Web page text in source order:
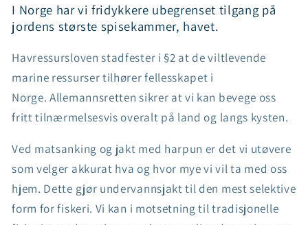
I Norge har vi fridykkere ubegrenset tilgang på
jordens største spisekammer, havet.
Havressursloven stadfester i §2 at de viltlevende
marine ressurser tilhører fellesskapet i
Norge. Allemannsretten sikrer at vi kan bevege oss
fritt tilnærmelsesvis overalt på land og langs kysten.
Ved matsanking og jakt med harpun er det vi utøvere
som velger akkurat hva og hvor mye vi vil ta med oss
hjem. Dette gjør undervannsjakt til den mest selektive
form for fiskeri. Vi kan i motsetning til tradisjonelle